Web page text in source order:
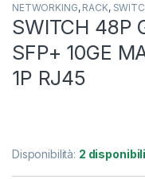
NETWORKING, RACK,
SWITCH 48P
SFP+ 10GE
1P RJ45
Disponibilità: 2 disponibili